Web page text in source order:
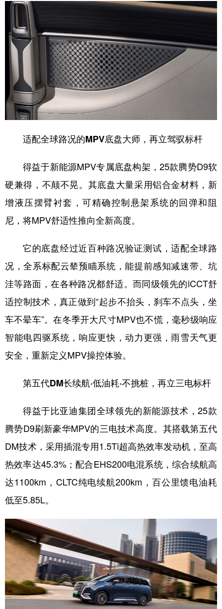
适配全球路况的MPV底盘大师，再立驾驭标杆
得益于新能源MPV专属底盘构架，25款腾势D9软
硬兼得，不颠不晃。其底盘大量采用铝合金材料，新
增液压摆臂衬套，可精确控制悬架系统的回弹和阻
尼，将MPV舒适性推向全新高度。
它的底盘经过近百种路况验证测试，适配全球路
况，全系标配云辇预瞄系统，能提前感知减速带、坑
洼等路面，在各种路况都舒适。而同级领先的iCCT舒
适控制技术，真正做到“起步不抬头，刹车不点头，坐
车不晕车”。在冬季开大尺寸MPV也不慌，毫秒级响应
智能电四驱系统，响应更快，动力更强，雨雪天气更
安全，重新定义MPV操控体验。
第五代DM长续航·低油耗·不挑桩，再立三电标杆
得益于比亚迪集团全球领先的新能源技术，25款
腾势D9刷新豪华MPV的三电技术高度。其搭载第五代
DM技术，采用插混专用1.5Ti超高热效率发动机，至高
热效率达45.3%；配合EHS200电混系统，综合续航高
达1100km，CLTC纯电续航200km，百公里馈电油耗
低至5.85L。